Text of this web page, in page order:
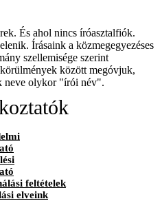
És ahol nincs íróasztalfiók.
Írásaink a közmegegyezéses
szellemisége szerint
között megóvjuk,
neve olykor "írói név".
feltételek
elveink